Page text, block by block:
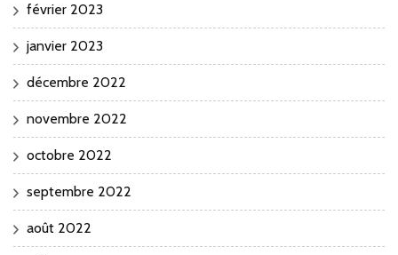
février 2023
janvier 2023
décembre 2022
novembre 2022
octobre 2022
septembre 2022
août 2022